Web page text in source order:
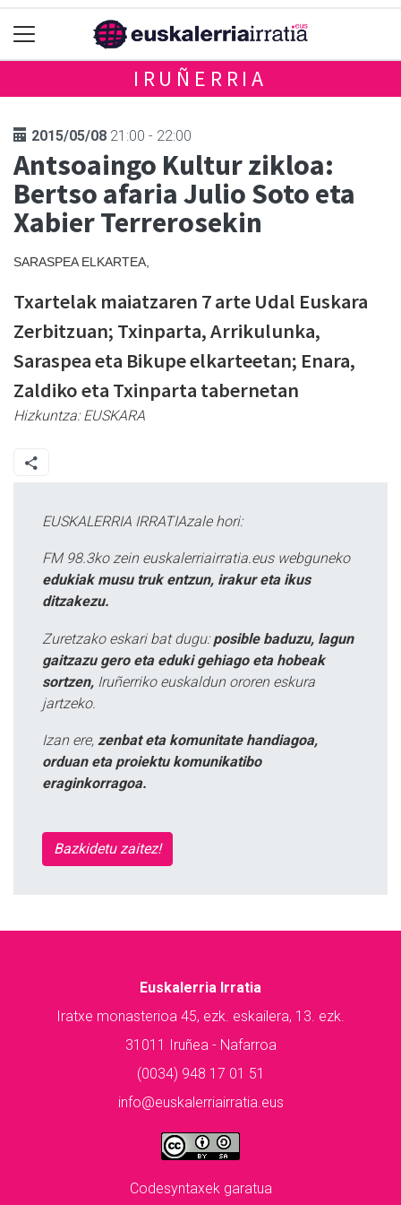
IRUÑERRIA
2015/05/08 21:00 - 22:00
Antsoaingo Kultur zikloa:
Bertso afaria Julio Soto eta
Xabier Terrerosekin
SARASPEA ELKARTEA,
Txartelak maiatzaren 7 arte Udal Euskara
Zerbitzuan; Txinparta, Arrikulunka,
Saraspea eta Bikupe elkarteetan; Enara,
Zaldiko eta Txinparta tabernetan
Hizkuntza:EUSKARA
EUSKALERRIA IRRATIAzale hori:
FM 98.3ko zein euskalerriairratia.eus webguneko
edukiak musu truk entzun, irakur eta ikus
ditzakezu.
Zuretzako eskari bat dugu: posible baduzu, lagun
gaitzazu gero eta eduki gehiago eta hobeak
sortzen, Iruñerriko euskaldun ororen eskura
jartzeko.
Izan ere, zenbat eta komunitate handiagoa,
orduan eta proiektu komunikatibo
eraginkorragoa.
Bazkidetu zaitez!
Euskalerria Irratia
Iratxe monasterioa 45, ezk. eskailera, 13. ezk.
31011 Iruñea - Nafarroa
(0034) 948 17 01 51
info@euskalerriairratia.eus
Codesyntaxek garatua